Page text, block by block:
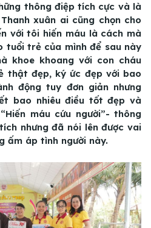
thông điệp tích cực và là
xuân ai cũng chọn cho
với tôi hiến máu là cách mà
tuổi trẻ của mình để sau này
khoe khoang với con cháu
thật đẹp, ký ức đẹp với bao
động tuy đơn giản nhưng
bao nhiêu điều tốt đẹp và
máu cứu người”- thông
nhưng đã nói lên được vai
ấm áp tình người này.